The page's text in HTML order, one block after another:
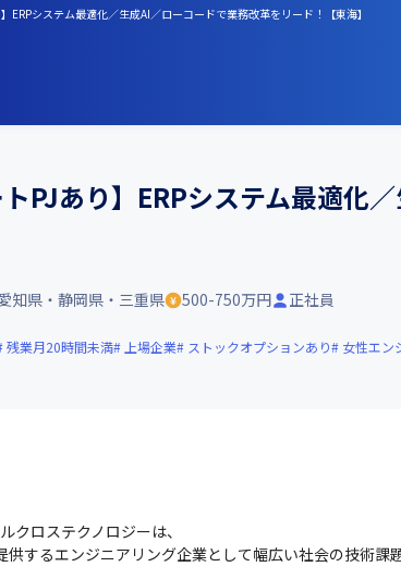
システム最適化／生成AI／ローコードで業務改革をリード！【東海】
PJあり】ERPシステム最適化
知県・静岡県・三重県 500-750万円 正社員
残業月20時間未満 上場企業 ストックオプションあり 女性エン
クロステクノロジーは、
するエンジニアリング企業として幅広い社会の技術課